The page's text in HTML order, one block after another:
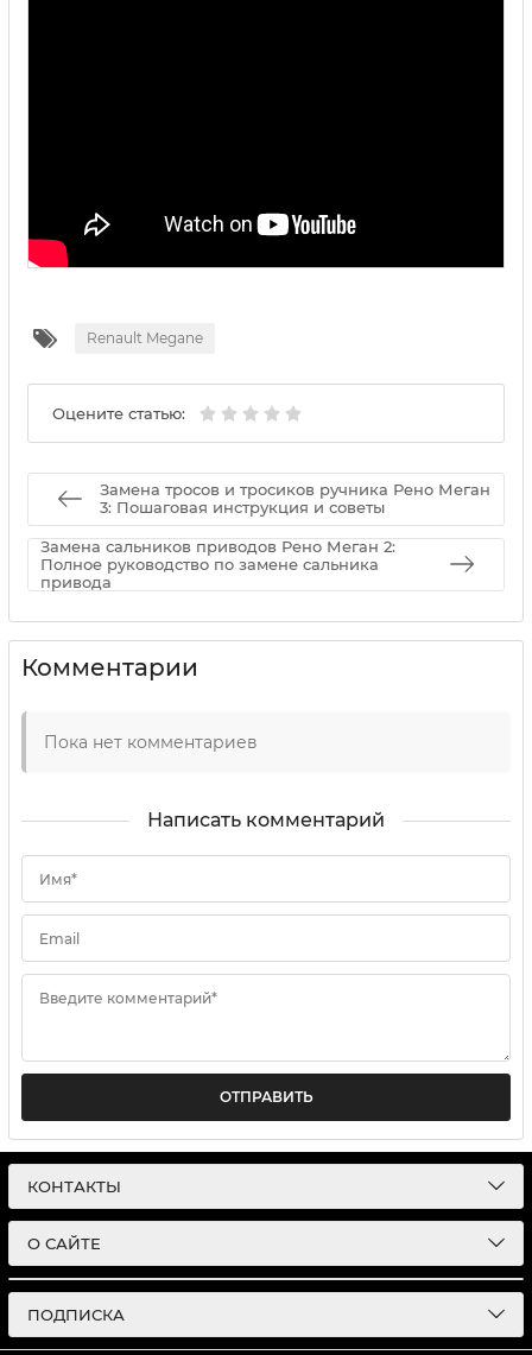
Renault Megane
Оцените статью:
Замена тросов и тросиков ручника Рено Меган
3: Пошаговая инструкция и советы
Замена сальников приводов Рено Меган 2:
Полное руководство по замене сальника
привода
Комментарии
Пока нет комментариев
Написать комментарий
Имя*
Email
Введите комментарий*
ОТПРАВИТЬ
КОНТАКТЫ
О САЙТЕ
ПОДПИСКА